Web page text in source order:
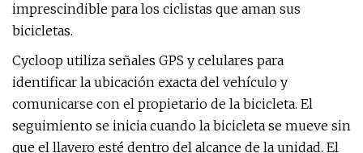
imprescindible para los ciclistas que aman sus
bicicletas.
Cycloop utiliza señales GPS y celulares para
identificar la ubicación exacta del vehículo y
comunicarse con el propietario de la bicicleta. El
seguimiento se inicia cuando la bicicleta se mueve sin
que el llavero esté dentro del alcance de la unidad. El